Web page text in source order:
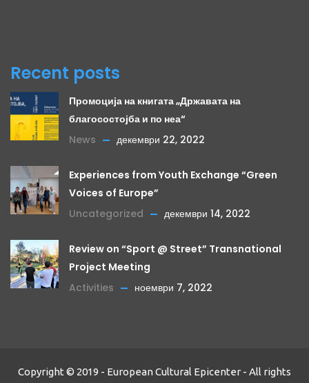
Recent posts
Промоција на книгата „Државата на
благосостојба и по неа“
News
декември 22, 2022
Experiences from Youth Exchange “Green
Voices of Europe”
Uncategorized
декември 14, 2022
Review on “Sport @ Street” Transnational
Project Meeting
Activities
ноември 7, 2022
Copyright © 2019 - European Cultural Epicenter - All rights